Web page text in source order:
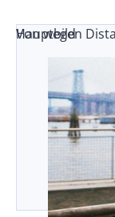
Von wegen
Hauptbild